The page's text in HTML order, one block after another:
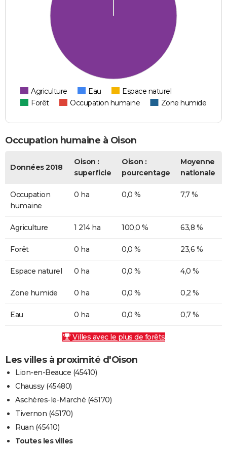
Agriculture Eau
Espace naturel
Forêt
Occupation humaine Zone humide
Occupation humaine à Oison
Données 2018
Oison :
superficie
Oison :
pourcentage
Moyenne
nationale
Occupation
humaine
0 ha 0,0 % 7,7 %
Agriculture 1 214 ha 100,0 % 63,8 %
Forêt 0 ha 0,0 % 23,6 %
Espace naturel 0 ha 0,0 % 4,0 %
Zone humide 0 ha 0,0 % 0,2 %
Eau 0 ha 0,0 % 0,7 %
Villes avec le plus de forêts
Les villes à proximité d'Oison
Lion-en-Beauce (45410)
Chaussy (45480)
Aschères-le-Marché (45170)
Tivernon (45170)
Ruan (45410)
Toutes les villes